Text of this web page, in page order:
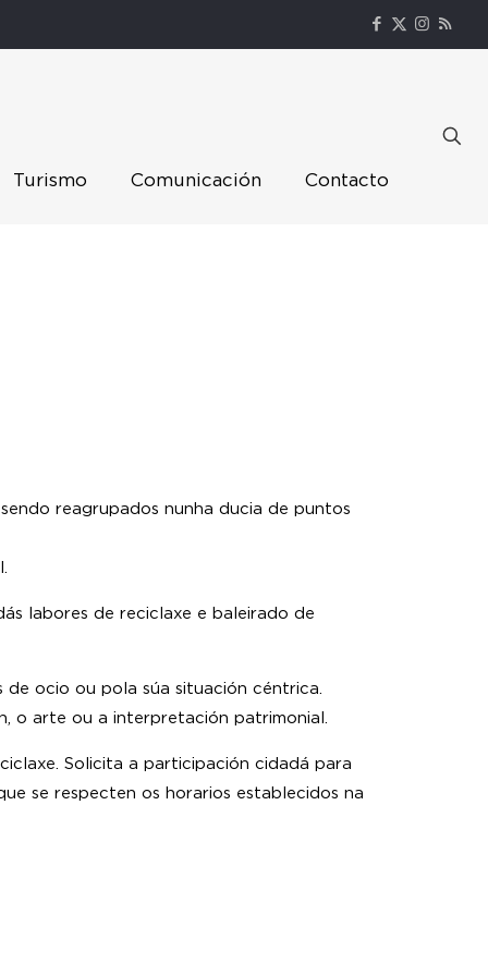
Turismo Comunicación Contacto
reagrupados nunha ducia de puntos
labores de reciclaxe e baleirado de
ocio ou pola súa situación céntrica.
o arte ou a interpretación patrimonial.
Solicita a participación cidadá para
se respecten os horarios establecidos na